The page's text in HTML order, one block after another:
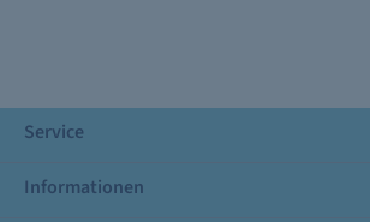
Service
Informationen